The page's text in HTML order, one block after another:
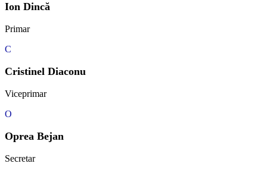
Ion Dincă
Primar
C
Cristinel Diaconu
Viceprimar
O
Oprea Bejan
Secretar